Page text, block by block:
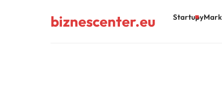
biznescenter.eu Startupy